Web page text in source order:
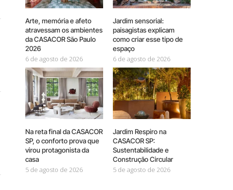
Arte, memória e afeto
atravessam os ambientes
da CASACOR São Paulo
2026
6 de agosto de 2026
Jardim sensorial:
paisagistas explicam
como criar esse tipo de
espaço
6 de agosto de 2026
Na reta final da CASACOR
SP, o conforto prova que
virou protagonista da
casa
5 de agosto de 2026
Jardim Respiro na
CASACOR SP:
Sustentabilidade e
Construção Circular
5 de agosto de 2026